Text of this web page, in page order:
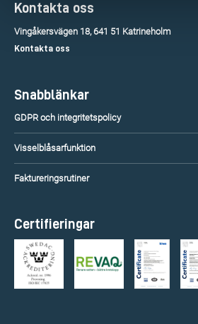
Kontakta oss
Vingåkersvägen 18, 641 51 Katrineholm
Kontakta oss
Snabblänkar
GDPR och integritetspolicy
Visselblåsarfunktion
Faktureringsrutiner
Certifieringar